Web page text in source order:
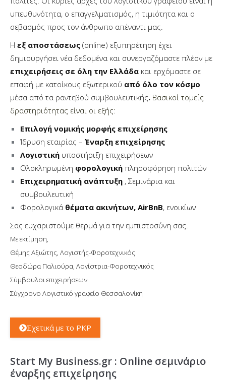
υπευθυνότητα, ο επαγγελματισμός, η τιμιότητα και ο
σεβασμός προς τον άνθρωπο απέναντι μας.
Η εξ αποστάσεως (online) εξυπηρέτηση έχει
δημιουργήσει νέα δεδομένα και συνεργαζόμαστε πλέον με
επιχειρήσεις σε όλη την Ελλάδα και ερχόμαστε σε
επαφή με κατοίκους εξωτερικού από όλο τον κόσμο
μέσα από τα ραντεβού συμβουλευτικής. Βασικοί τομείς
δραστηριότητας είναι οι εξής:
Επιλογή νομικής μορφής επιχείρησης
Ίδρυση εταιρίας – Έναρξη επιχείρησης
Λογιστική υποστήριξη επιχειρήσεων
Ολοκληρωμένη φορολογική πληροφόρηση πολιτών
Επιχειρηματική ανάπτυξη , Σεμινάρια και
συμβουλευτική
Φορολογικά θέματα ακινήτων, AirBnB, ενοικίων
Σας ευχαριστούμε θερμά για την εμπιστοσύνη σας.
Με εκτίμηση,
Θέμης Αξιώτης, Λογιστής-Φοροτεχνικός
Θεοδώρα Παλιούρα, Λογίστρια-Φοροτεχνικός
Σύμβουλοι επιχειρήσεων
Σύγχρονο Λογιστικό γραφείο Θεσσαλονίκη
Σχετικά με το PKP
Start My Business.gr : Online σεμινάριο
έναρξης επιχείρησης